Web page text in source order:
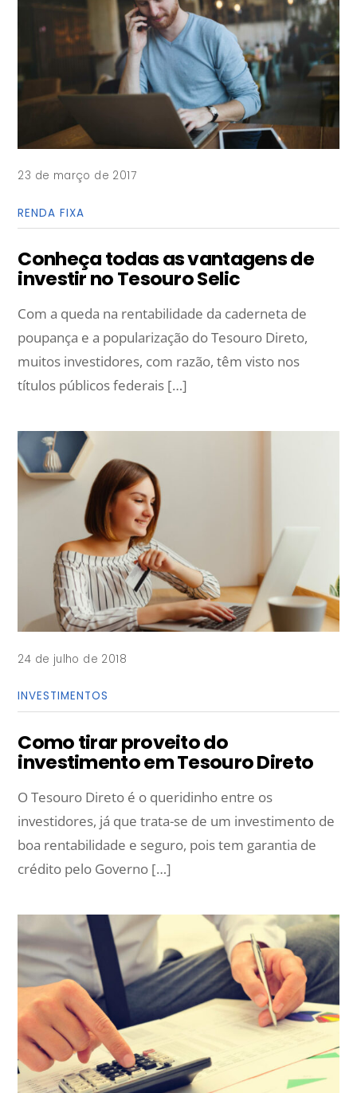
23 de março de 2017
RENDA FIXA
Conheça todas as vantagens de
investir no Tesouro Selic
Com a queda na rentabilidade da caderneta de
poupança e a popularização do Tesouro Direto,
muitos investidores, com razão, têm visto nos
títulos públicos federais […]
24 de julho de 2018
INVESTIMENTOS
Como tirar proveito do
investimento em Tesouro Direto
O Tesouro Direto é o queridinho entre os
investidores, já que trata-se de um investimento de
boa rentabilidade e seguro, pois tem garantia de
crédito pelo Governo […]